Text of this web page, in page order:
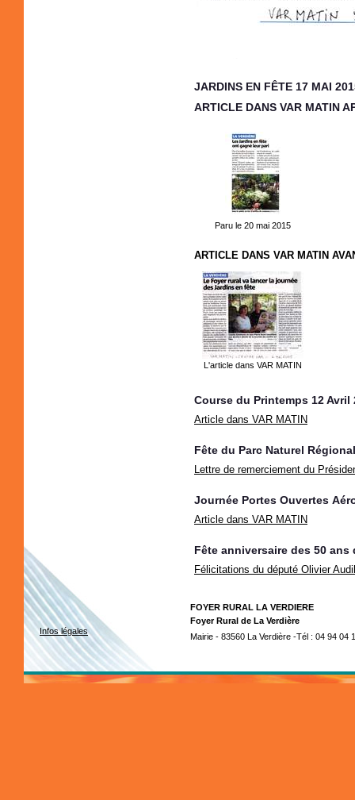
JARDINS EN FÊTE 17 MAI
ARTICLE DANS VAR MATIN
Paru le 20 mai 2015
ARTICLE DANS VAR MATIN
L'article dans VAR MATIN
Course du Printemps 12 Avril
Article dans VAR MATIN
Fête du Parc Naturel
Lettre de remerciement du
Journée Portes Ouvertes
Article dans VAR MATIN
Fête anniversaire des 50 ans
Félicitations du député Olivier
Infos légales
FOYER RURAL LA VERDIERE
Foyer Rural de La Verdière
Mairie - 83560 La Verdière -Tél : 04 94 04